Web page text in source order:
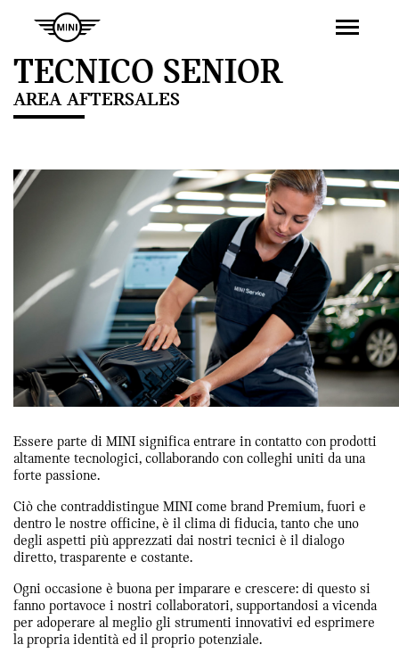
TECNICO SENIOR
AREA AFTERSALES
Essere parte di MINI significa entrare in contatto con prodotti
altamente tecnologici, collaborando con colleghi uniti da una
forte passione.
Ciò che contraddistingue MINI come brand Premium, fuori e
dentro le nostre officine, è il clima di fiducia, tanto che uno
degli aspetti più apprezzati dai nostri tecnici è il dialogo
diretto, trasparente e costante.
Ogni occasione è buona per imparare e crescere: di questo si
fanno portavoce i nostri collaboratori, supportandosi a vicenda
per adoperare al meglio gli strumenti innovativi ed esprimere
la propria identità ed il proprio potenziale.